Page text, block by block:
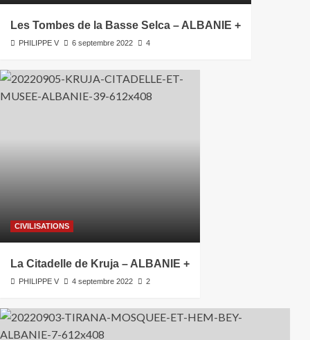
Les Tombes de la Basse Selca – ALBANIE +
PHILIPPE V 6 septembre 2022 4
CIVILISATIONS
La Citadelle de Kruja – ALBANIE +
PHILIPPE V 4 septembre 2022 2